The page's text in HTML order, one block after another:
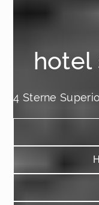
hotel
4 Sterne